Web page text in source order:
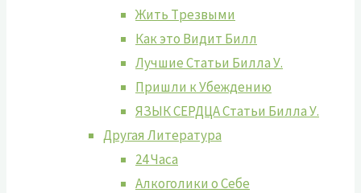
Жить Tрезвыми
Как это Видит Билл
Лучшие Cтатьи Билла У.
Пришли к Убеждению
ЯЗЫК СЕРДЦА Статьи Билла У.
Другая Литература
24 Часа
Алкоголики о Себе